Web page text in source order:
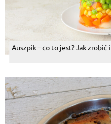
Auszpik – co to jest? Jak zrobić